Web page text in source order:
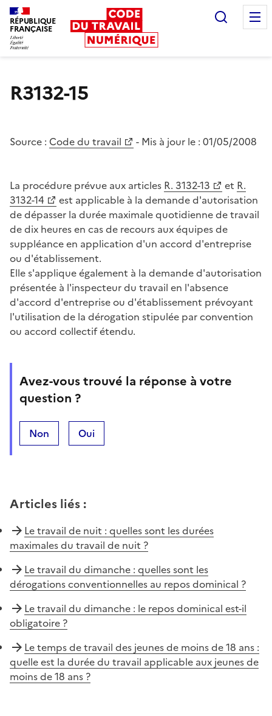
RÉPUBLIQUE
FRANÇAISE
R3132-15
Source : Code du travail - Mis à jour le : 01/05/2008
La procédure prévue aux articles R. 3132-13 et R.
3132-14
est applicable à la demande d'autorisation
de dépasser la durée maximale quotidienne de travail
de dix heures en cas de recours aux équipes de
suppléance en application d'un accord d'entreprise
ou d'établissement.
Elle s'applique également à la demande d'autorisation
présentée à l'inspecteur du travail en l'absence
d'accord d'entreprise ou d'établissement prévoyant
l'utilisation de la dérogation stipulée par convention
ou accord collectif étendu.
Avez-vous trouvé la réponse à votre
question ?
Non Oui
Articles liés :
Le travail de nuit : quelles sont les durées
maximales du travail de nuit ?
Le travail du dimanche : quelles sont les
dérogations conventionnelles au repos dominical ?
Le travail du dimanche : le repos dominical est-il
obligatoire ?
Le temps de travail des jeunes de moins de 18 ans :
quelle est la durée du travail applicable aux jeunes de
moins de 18 ans ?